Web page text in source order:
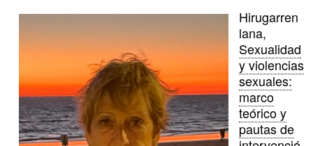
Hirugarren
lana,
Sexualidad
y violencias
sexuales:
marco
teórico y
pautas de